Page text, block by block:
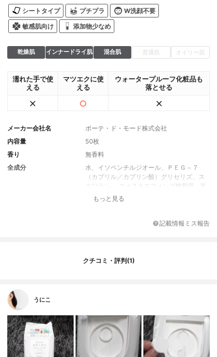
シートタイプ プチプラ W洗顔不要
敏感肌向け 添加物少なめ
乾燥肌 インナードライ肌 混合肌 普通肌 オイリー肌
濡れた手で使
える
マツエクに使
える
ウォータープルーフ化粧品も
落とせる
メーカー会社名
ボーテ・ド・モード株式会社
内容量
50枚
香り
無香料
全成分
水、イソペンチルジオール、ＰＥＧ－７
（カプリル／カプリン酸）グリセリズ、ス
クワラン、 コメヌカスフィンゴ糖脂質、乳
酸桿菌／セイヨウナシ果汁発酵液、コメヌ
ロール、ラウリン酸ポリグリセリル－１
ノキシエタノール
もっと見る
記載情報ミス報告
クチコミ・評判(1)
うにこ